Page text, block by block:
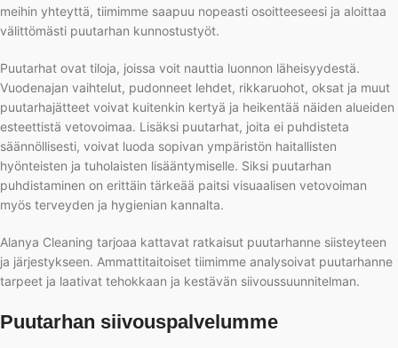
meihin yhteyttä, tiimimme saapuu nopeasti osoitteeseesi ja aloittaa
välittömästi puutarhan kunnostustyöt.
Puutarhat ovat tiloja, joissa voit nauttia luonnon läheisyydestä.
Vuodenajan vaihtelut, pudonneet lehdet, rikkaruohot, oksat ja muut
puutarhajätteet voivat kuitenkin kertyä ja heikentää näiden alueiden
esteettistä vetovoimaa. Lisäksi puutarhat, joita ei puhdisteta
säännöllisesti, voivat luoda sopivan ympäristön haitallisten
hyönteisten ja tuholaisten lisääntymiselle. Siksi puutarhan
puhdistaminen on erittäin tärkeää paitsi visuaalisen vetovoiman
myös terveyden ja hygienian kannalta.
Alanya Cleaning tarjoaa kattavat ratkaisut puutarhanne siisteyteen
ja järjestykseen. Ammattitaitoiset tiimimme analysoivat puutarhanne
tarpeet ja laativat tehokkaan ja kestävän siivoussuunnitelman.
Puutarhan siivouspalvelumme